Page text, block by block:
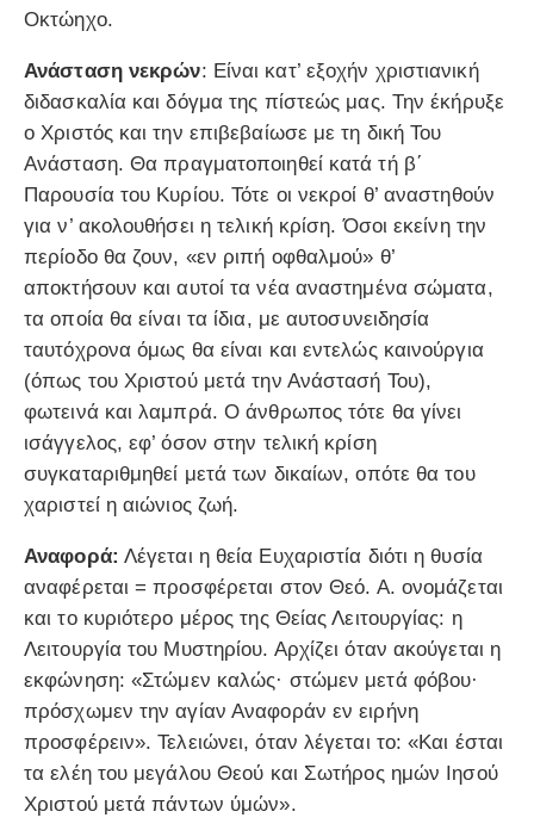
Οκτώηχο.
Ανάσταση νεκρών: Είναι κατ’ εξοχήν χριστιανική
διδασκαλία και δόγμα της πίστεώς μας. Την έκήρυξε
ο Χριστός και την επιβεβαίωσε με τη δική Του
Ανάσταση. Θα πραγματοποιηθεί κατά τή β΄
Παρουσία του Kυρίου. Τότε οι νεκροί θ’ αναστηθούν
για ν’ ακολουθήσει η τελική κρίση. Όσοι εκείνη την
περίοδο θα ζουν, «εν ριπή οφθαλμού» θ’
αποκτήσουν και αυτοί τα νέα αναστημένα σώματα,
τα οποία θα είναι τα ίδια, με αυτοσυνειδησία
ταυτόχρονα όμως θα είναι και εντελώς καινούργια
(όπως του Χριστού μετά την Ανάστασή Του),
φωτεινά και λαμπρά. Ο άνθρωπος τότε θα γίνει
ισάγγελος, εφ’ όσον στην τελική κρίση
συγκαταριθμηθεί μετά των δικαίων, οπότε θα του
χαριστεί η αιώνιος ζωή.
Αναφορά: Λέγεται η θεία Ευχαριστία διότι η θυσία
αναφέρεται = προσφέρεται στον Θεό. Α. ονομάζεται
και το κυριότερο μέρος της Θείας Λειτουργίας: η
Λειτουργία του Μυστηρίου. Αρχίζει όταν ακούγεται η
εκφώνηση: «Στώμεν καλώς· στώμεν μετά φόβου·
πρόσχωμεν την αγίαν Αναφοράν εν ειρήνη
προσφέρειν». Τελειώνει, όταν λέγεται το: «Και έσται
τα ελέη του μεγάλου Θεού και Σωτήρος ημών Ιησού
Χριστού μετά πάντων ύμών».